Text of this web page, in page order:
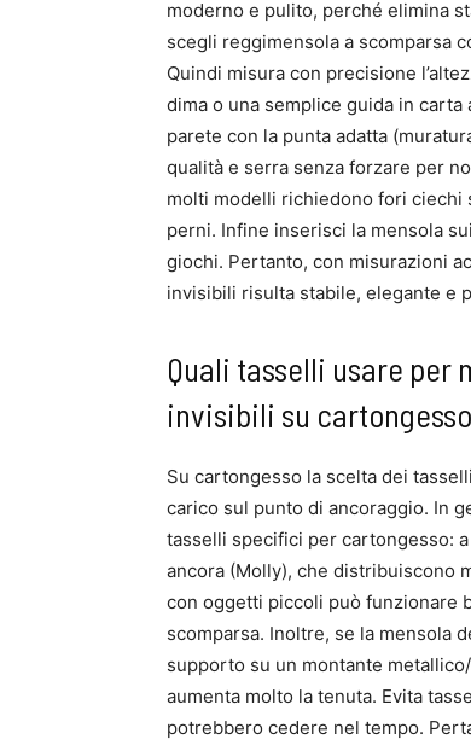
moderno e pulito, perché elimina
scegli reggimensola a scomparsa
Quindi misura con precisione
dima o una semplice guida in
parete con la punta adatta
qualità e serra senza forzare per
molti modelli richiedono fori ciechi
perni. Infine inserisci la mensola
giochi. Pertanto, con misurazioni
invisibili risulta stabile, elegante e
Quali tasselli usare per
invisibili su
Su cartongesso la scelta dei
carico sul punto di ancoraggio. In
tasselli specifici per cartongesso:
ancora (Molly), che distribuiscono
con oggetti piccoli può funzionare
scomparsa. Inoltre, se la mensola
supporto su un montante
aumenta molto la tenuta. Evita
potrebbero cedere nel tempo.